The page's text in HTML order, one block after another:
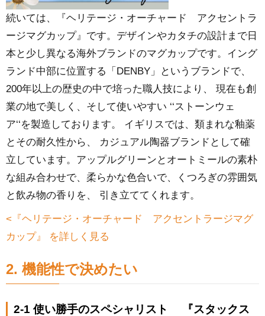
続いては、『ヘリテージ・オーチャード アクセントラ
ージマグカップ』です。デザインやカタチの設計まで日
本と少し異なる海外ブランドのマグカップです。イング
ランド中部に位置する「DENBY」というブランドで、
200年以上の歴史の中で培った職人技により、 現在も創
業の地で美しく、そして使いやすい ‘‘ストーンウェ
ア‘‘を製造しております。 イギリスでは、類まれな釉薬
とその耐久性から、 カジュアル陶器ブランドとして確
立しています。アップルグリーンとオートミールの素朴
な組み合わせで、柔らかな色合いで、くつろぎの雰囲気
と飲み物の香りを、 引き立ててくれます。
<『ヘリテージ・オーチャード アクセントラージマグ
カップ』 を詳しく見る
2. 機能性で決めたい
2-1 使い勝手のスペシャリスト 『スタックス